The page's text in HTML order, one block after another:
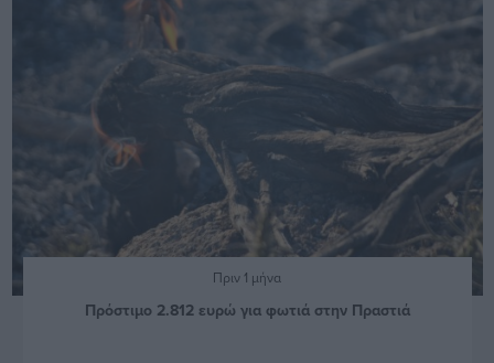
Πριν 1 μήνα
Πρόστιμο 2.812 ευρώ για φωτιά στην Πραστιά